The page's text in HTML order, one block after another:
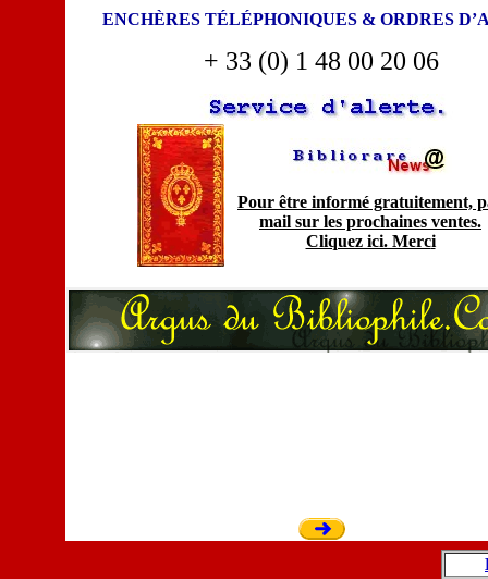
ENCHÈRES TÉLÉPHONIQUES & ORDRES
+ 33 (0) 1 48 00 20 06
Pour être informé gratuitement,
mail sur les prochaines ventes.
Cliquez ici. Merci